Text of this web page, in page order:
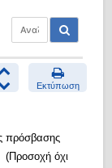
Εκτύπωση
πρόσβασης
όχι